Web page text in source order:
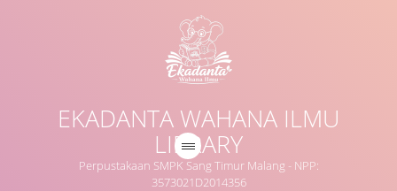
EKADANTA WAHANA ILMU
LIBRARY
Perpustakaan SMPK Sang Timur Malang - NPP:
3573021D2014356